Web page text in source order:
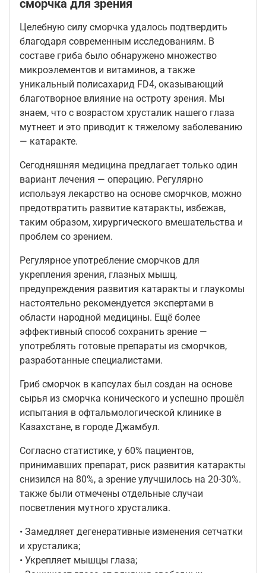
сморчка для зрения
Целебную силу сморчка удалось подтвердить
благодаря современным исследованиям. В
составе гриба было обнаружено множество
микроэлементов и витаминов, а также
уникальный полисахарид FD4, оказывающий
благотворное влияние на остроту зрения. Мы
знаем, что с возрастом хрусталик нашего глаза
мутнеет и это приводит к тяжелому заболеванию
— катаракте.
Сегодняшняя медицина предлагает только один
вариант лечения — операцию. Регулярно
используя лекарство на основе сморчков, можно
предотвратить развитие катаракты, избежав,
таким образом, хирургического вмешательства и
проблем со зрением.
Регулярное употребление сморчков для
укрепления зрения, глазных мышц,
предупреждения развития катаракты и глаукомы
настоятельно рекомендуется экспертами в
области народной медицины. Ещё более
эффективный способ сохранить зрение —
употреблять готовые препараты из сморчков,
разработанные специалистами.
Гриб сморчок в капсулах был создан на основе
сырья из сморчка конического и успешно прошёл
испытания в офтальмологической клинике в
Казахстане, в городе Джамбул.
Согласно статистике, у 60% пациентов,
принимавших препарат, риск развития катаракты
снизился на 80%, а зрение улучшилось на 20-30%.
также были отмечены отдельные случаи
посветления мутного хрусталика.
• Замедляет дегенеративные изменения сетчатки
и хрусталика;
• Укрепляет мышцы глаза;